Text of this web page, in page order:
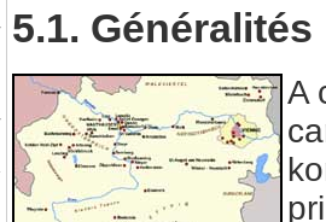
5.1. Généralités
A